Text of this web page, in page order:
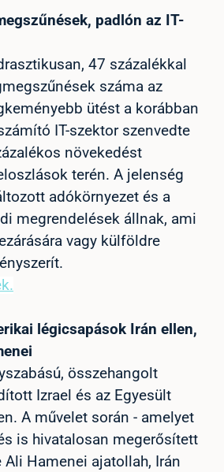
padlón az IT-
47 százalékkal
száma az
ütést a korábban
IT-szektor szenvedte
növekedést
terén. A jelenség
adókörnyezet és a
megrendelések állnak, ami
vagy külföldre
légicsapások Irán ellen,
összehangolt
Izrael és az Egyesült
A művelet során - amelyet
is hivatalosan megerősített
Ali Hamenei ajatollah, Irán